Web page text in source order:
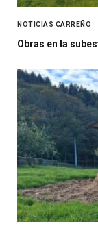
NOTICIAS CARREÑO
Obras en la